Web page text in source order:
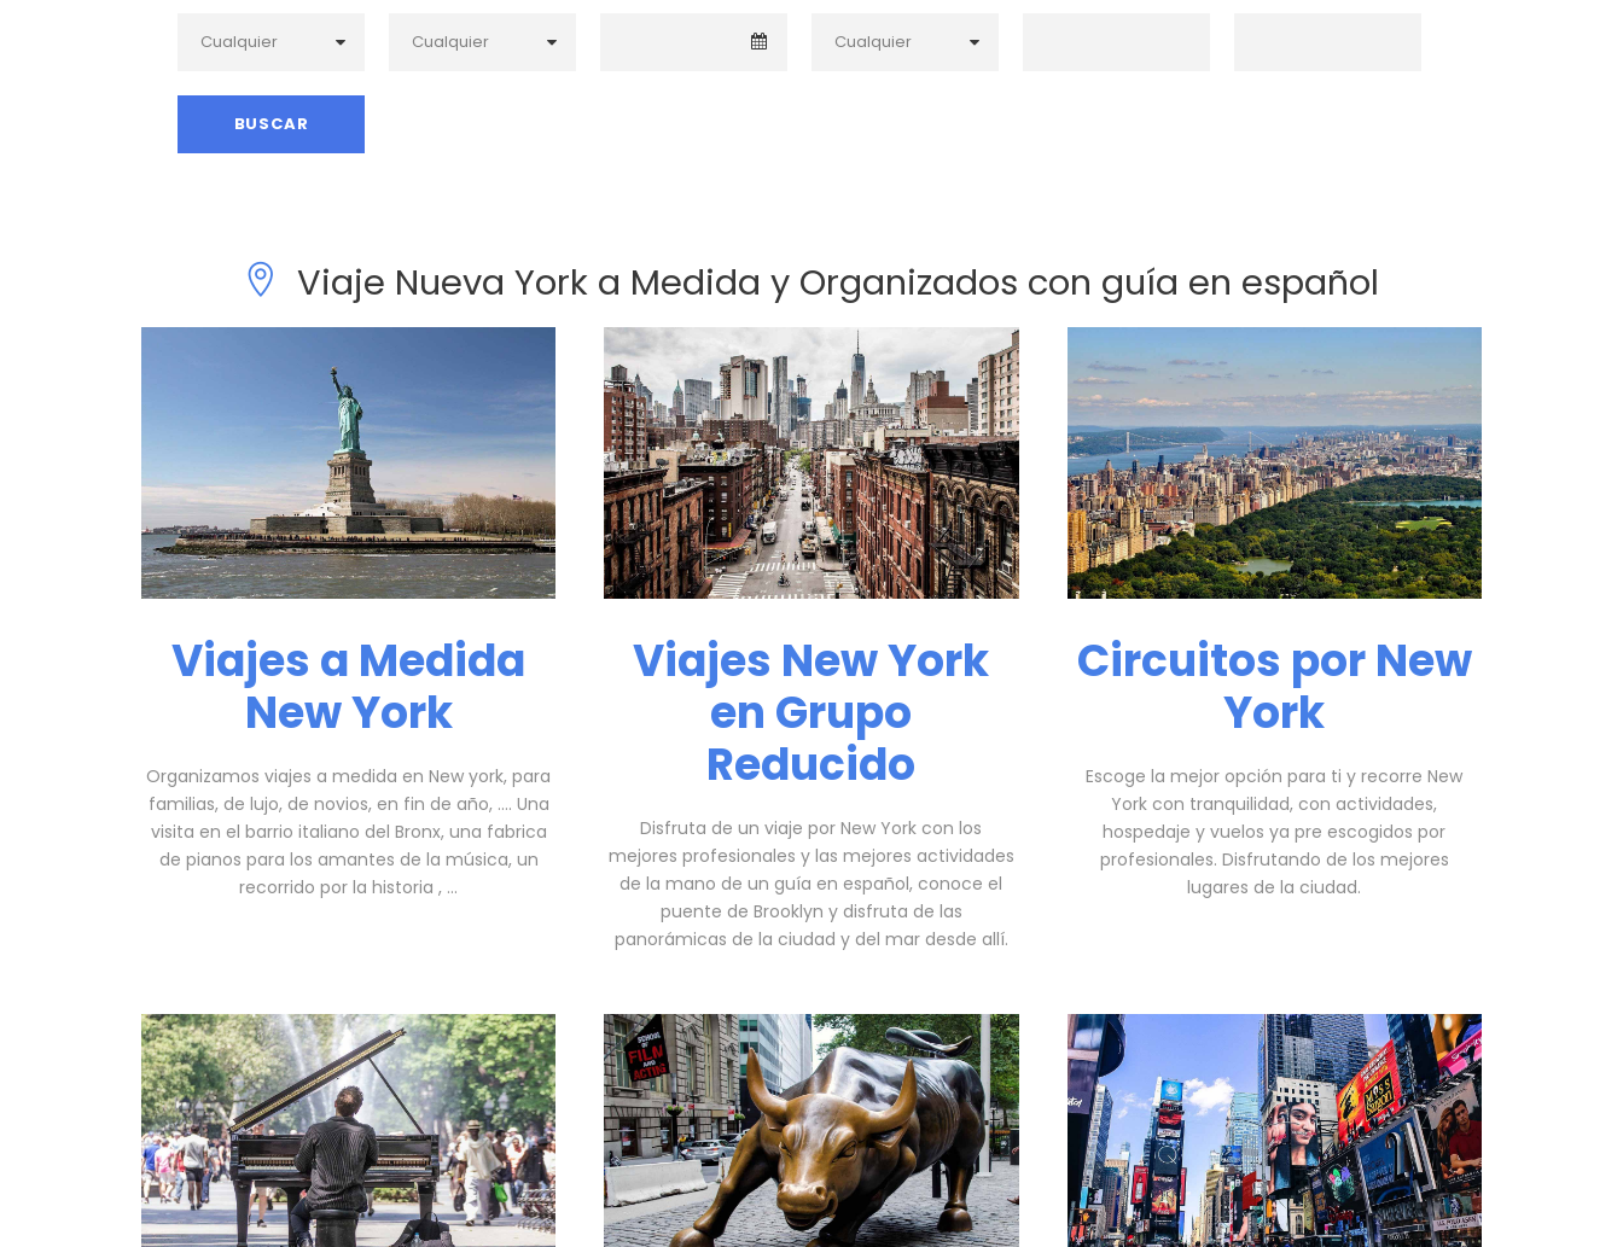
Viaje Nueva York a Medida y Organizados con guía en español
Viajes a Medida
New York
Organizamos viajes a medida en New york, para
familias, de lujo, de novios, en fin de año, …. Una
visita en el barrio italiano del Bronx, una fabrica
de pianos para los amantes de la música, un
recorrido por la historia , …
Viajes New York
en Grupo
Reducido
Disfruta de un viaje por New York con los
mejores profesionales y las mejores actividades
de la mano de un guía en español, conoce el
puente de Brooklyn y disfruta de las
panorámicas de la ciudad y del mar desde allí.
Circuitos por New
York
Escoge la mejor opción para ti y recorre New
York con tranquilidad, con actividades,
hospedaje y vuelos ya pre escogidos por
profesionales. Disfrutando de los mejores
lugares de la ciudad.